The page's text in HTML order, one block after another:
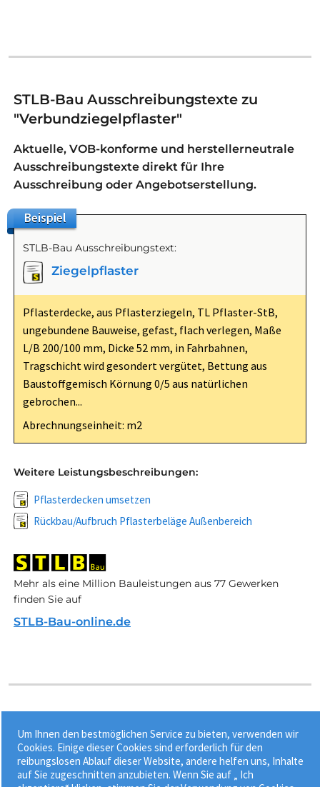
STLB-Bau Ausschreibungstexte zu
"Verbundziegelpflaster"
Aktuelle, VOB-konforme und herstellerneutrale
Ausschreibungstexte direkt für Ihre
Ausschreibung oder Angebotserstellung.
Beispiel
STLB-Bau Ausschreibungstext:
Ziegelpflaster
Pflasterdecke, aus Pflasterziegeln, TL Pflaster-StB,
ungebundene Bauweise, gefast, flach verlegen, Maße
L/B 200/100 mm, Dicke 52 mm, in Fahrbahnen,
Tragschicht wird gesondert vergütet, Bettung aus
Baustoffgemisch Körnung 0/5 aus natürlichen
gebrochen...
Abrechnungseinheit: m2
Weitere Leistungsbeschreibungen:
Pflasterdecken umsetzen
Rückbau/Aufbruch Pflasterbeläge Außenbereich
Mehr als eine Million Bauleistungen aus 77 Gewerken
finden Sie auf
STLB-Bau-online.de
Stichworte:
Mosaikklinkerpflasterdecke•Mosaikpflaster•
Mosaikpflasterdecke•Pflaster•Pflasterdecke
Um Ihnen den bestmöglichen Service zu bieten, verwenden wir
Cookies. Einige dieser Cookies sind erforderlich für den
reibungslosen Ablauf dieser Website, andere helfen uns, Inhalte
auf Sie zugeschnitten anzubieten. Wenn Sie auf „ Ich